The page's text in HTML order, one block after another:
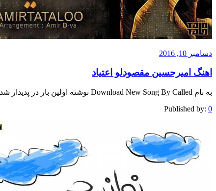
دسامبر 10, 2016
اهنگ امیرحسین مقصودلو اعتیاد
به نام Download New Song By Called نوشته اولین بار در پدیدار شد.
Published by: 0